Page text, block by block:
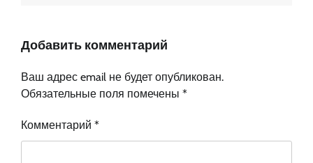
Добавить комментарий
Ваш адрес email не будет опубликован.
Обязательные поля помечены *
Комментарий *